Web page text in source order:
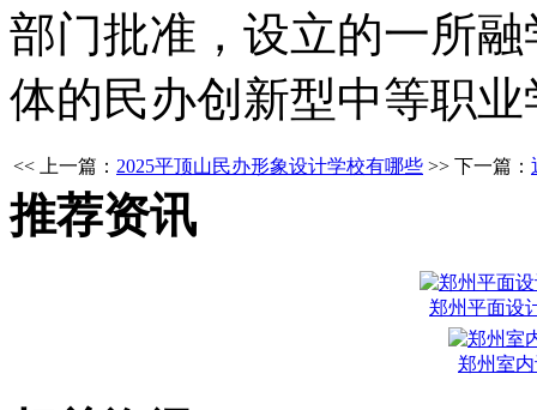
部门批准，设立的一所
体的民办创新型中等职业
<< 上一篇： 2025平顶山民办形象设计学校有哪些 >> 下一篇：
推荐资讯
郑州平面设
郑州室